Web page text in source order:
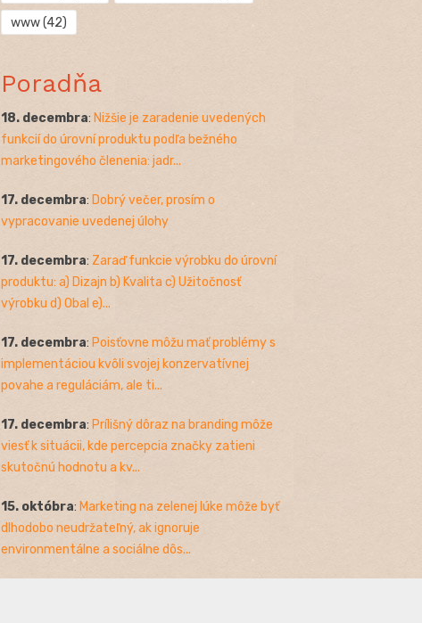
www(42)
Poradňa
18. decembra: Nižšie je zaradenie uvedených
funkcií do úrovní produktu podľa bežného
marketingového členenia: jadr...
17. decembra: Dobrý večer, prosím o
vypracovanie uvedenej úlohy
17. decembra: Zaraď funkcie výrobku do úrovní
produktu: a) Dizajn b) Kvalita c) Užitočnosť
výrobku d) Obal e)...
17. decembra: Poisťovne môžu mať problémy s
implementáciou kvôli svojej konzervatívnej
povahe a reguláciám, ale ti...
17. decembra: Prílišný dôraz na branding môže
viesť k situácii, kde percepcia značky zatieni
skutočnú hodnotu a kv...
15. októbra: Marketing na zelenej lúke môže byť
dlhodobo neudržateľný, ak ignoruje
environmentálne a sociálne dôs...